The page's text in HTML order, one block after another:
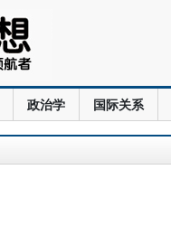
政治学 国际关系